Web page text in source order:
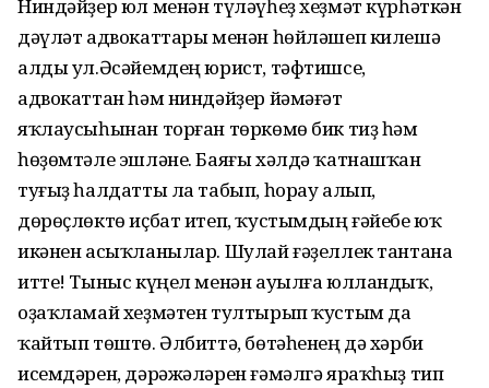
Ниндәйҙер юл менән түләүһеҙ хеҙмәт күрһәткән
дәүләт адвокаттары менән һөйләшеп килешә
алды ул.Әсәйемдең юрист, тәфтишсе,
адвокаттан һәм ниндәйҙер йәмәғәт
яҡлаусыһынан торған төркөмө бик тиҙ һәм
һөҙөмтәле эшләне. Баяғы хәлдә ҡатнашҡан
туғыҙ һалдатты ла табып, һорау алып,
дөрөҫлөктө иҫбат итеп, ҡустымдың ғәйебе юҡ
икәнен асыҡланылар. Шулай ғәҙеллек тантана
итте! Тыныс күңел менән ауылға юлландыҡ,
оҙаҡламай хеҙмәтен тултырып ҡустым да
ҡайтып төштө. Әлбиттә, бөтәһенең дә хәрби
исемдәрен, дәрәжәләрен ғәмәлгә яраҡһыҙ тип